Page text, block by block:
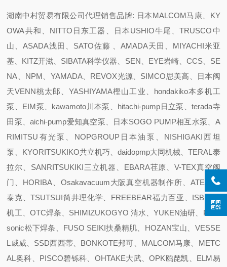
湖南中村贸易有限公司代理销售品牌: 日本MALCOM马康、KY
OWA共和、NITTO日东工器、日本USHIO牛尾、TRUSCO中
山、ASADA浅田、SATO佐藤 、AMADA天田、MIYACHI米亚
基、KITZ开滋、SIBATA科学仪器、SEN、EYE岩崎、CCS、SE
NA、NPM、YAMADA、REVOX光源、SIMCO思美高、日本阀
天VENN桃太郎、YASHIYAMA樫山工业、hondakiko本多机工
泵、EIM泵、kawamoto川本泵、hitachi-pump日立泵、terada寺
田泵、aichi-pump爱知真空泵、日本SOGO PUMP相互水泵、A
RIMITSU有光泵、NOPGROUP日本油泵、NISHIGAKI西坦
泵、KYORITSUKIKO共立机巧、daidopmp大同机械、TERAL泰
拉尔、SANRITSUKIKI三立机器、EBARA荏原、V-TEX真空阀
门、HORIBA、Osakavacuum大阪真空机器制作所、ATEC 爱
泰克、TSUTSUI筒井理化学、FREEBEAR福力百亚、ISB井口
机工、OTC焊条、SHIMIZUKOGYO 清水、YUKEN油研、Pana
sonic松下焊条、FUSO SEIKI扶桑精肌、HOZAN宝山、VESSE
L威威、SSD西西蒂、BONKOTE邦可、MALCOM马康、METC
AL奥科、PISCO碧铄科、OHTAKE大武、OPK鸥琵凯、ELM易